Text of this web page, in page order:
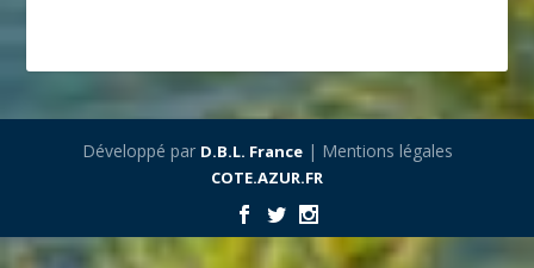
Développé par D.B.L. France| Mentions légales
COTE.AZUR.FR